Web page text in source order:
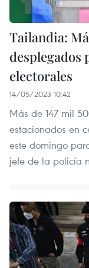
Tailandia:
desplegados
electorales
14/05/2023 10:42
Más de 147 mil
estacionados en
este domingo
jefe de la policía